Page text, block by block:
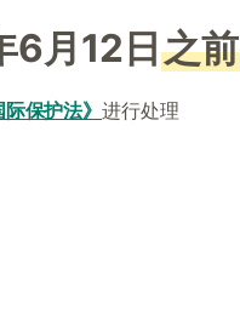
月12日 之前
保护法》 进行处理